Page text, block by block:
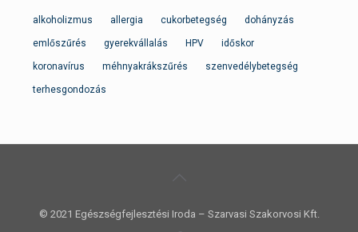
alkoholizmus allergia cukorbetegség dohányzás
emlőszűrés gyerekvállalás HPV időskor
koronavírus méhnyakrákszűrés szenvedélybetegség
terhesgondozás
© 2021 Egészségfejlesztési Iroda – Szarvasi Szakorvosi Kft.